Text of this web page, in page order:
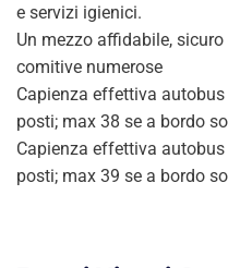
e servizi igienici.
Un mezzo affidabile,
comitive numerose
Capienza effettiva
posti; max 38 se a bordo
Capienza effettiva
posti; max 39 se a bordo